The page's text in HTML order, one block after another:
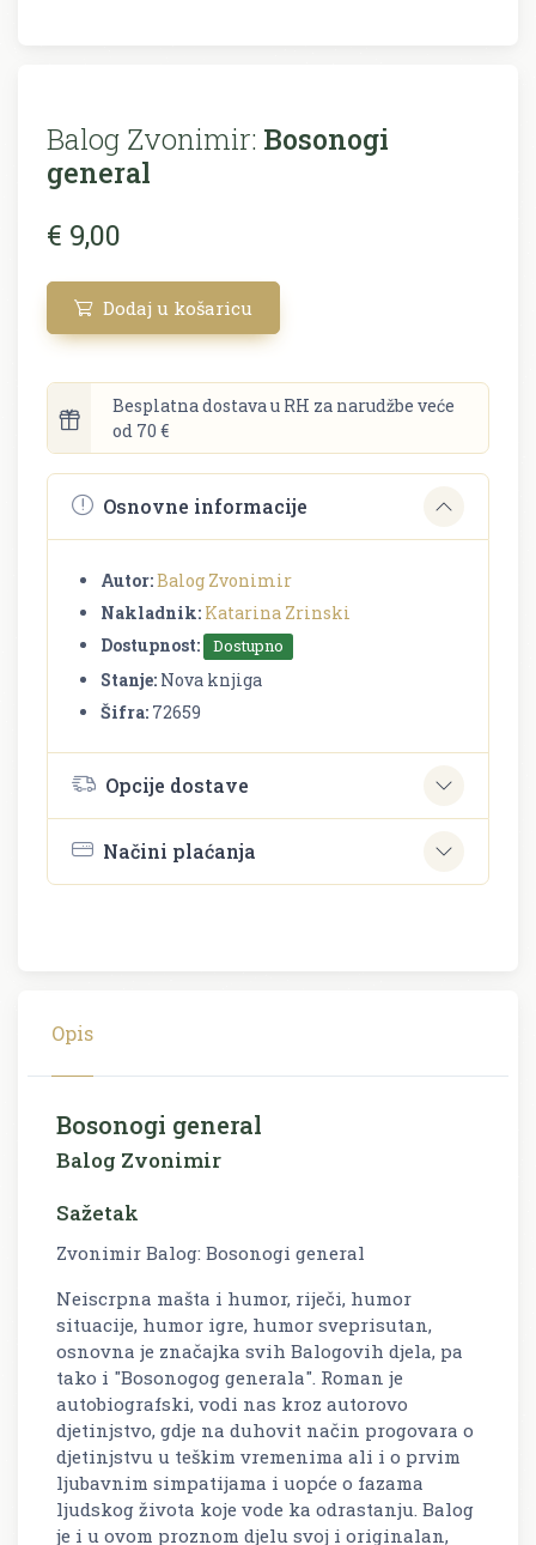
Balog Zvonimir: Bosonogi
general
€ 9,00
Dodaj u košaricu
Besplatna dostava u RH za narudžbe veće
od 70 €
Osnovne informacije
Autor:Balog Zvonimir
Nakladnik: Katarina Zrinski
Dostupnost:
Dostupno
Stanje: Nova knjiga
Šifra: 72659
Opcije dostave
Načini plaćanja
Opis
Bosonogi general
Balog Zvonimir
Sažetak
Zvonimir Balog: Bosonogi general
Neiscrpna mašta i humor, riječi, humor
situacije, humor igre, humor sveprisutan,
osnovna je značajka svih Balogovih djela, pa
tako i "Bosonogog generala". Roman je
autobiografski, vodi nas kroz autorovo
djetinjstvo, gdje na duhovit način progovara o
djetinjstvu u teškim vremenima ali i o prvim
ljubavnim simpatijama i uopće o fazama
ljudskog života koje vode ka odrastanju. Balog
je i u ovom proznom djelu svoj i originalan,